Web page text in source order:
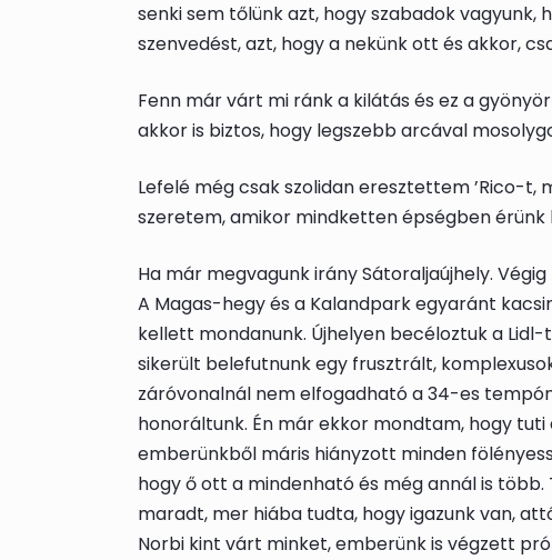
senki sem tőlünk azt, hogy szabadok vagyunk,
szenvedést, azt, hogy a nekünk ott és akkor,
Fenn már várt mi ránk a kilátás és ez a
akkor is biztos, hogy legszebb arcával
Lefelé még csak szolidan eresztettem ’Rico-
szeretem, amikor mindketten épségben érünk
Ha már megvagunk irány Sátoraljaújhely.
A Magas-hegy és a Kalandpark egyaránt
kellett mondanunk. Újhelyen becéloztuk a
sikerült belefutnunk egy frusztrált,
záróvonalnál nem elfogadható a 34-es
honoráltunk. Én már ekkor mondtam, hogy
emberünkből máris hiányzott minden
hogy ő ott a mindenható és még annál is
maradt, mer hiába tudta, hogy igazunk van,
Norbi kint várt minket, emberünk is végzett